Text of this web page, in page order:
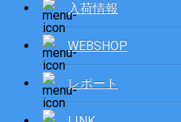
入荷情報
WEBSHOP
レポート